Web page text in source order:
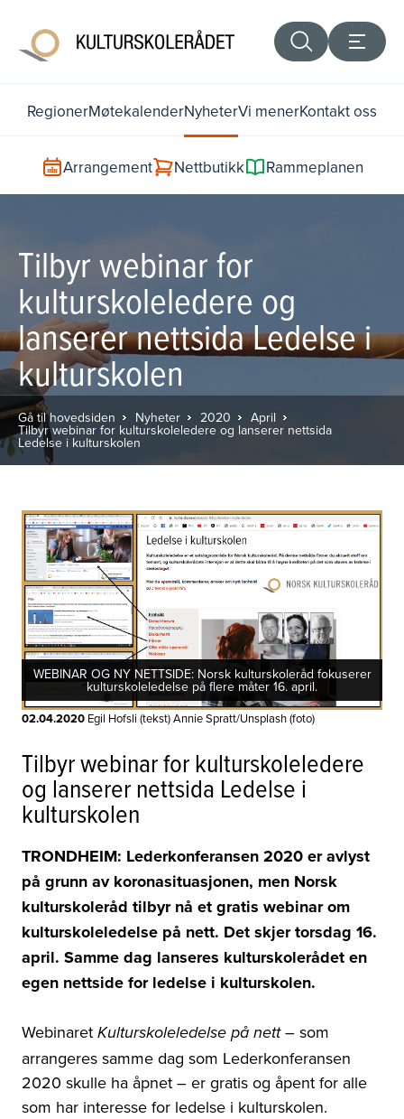
RegionerMøtekalenderNyheterVi menerKontakt oss
Arrangement Nettbutikk Rammeplanen
Tilbyr webinar for
kulturskoleledere og
lanserer nettsida Ledelse i
kulturskolen
Gå til hovedsiden Nyheter 2020 April
Tilbyr webinar for kulturskoleledere og lanserer nettsida
Ledelse i kulturskolen
WEBINAR OG NY NETTSIDE: Norsk kulturskoleråd fokuserer
kulturskoleledelse på flere måter 16. april.
02.04.2020 Egil Hofsli (tekst) Annie Spratt/Unsplash (foto)
Tilbyr webinar for kulturskoleledere
og lanserer nettsida Ledelse i
kulturskolen
TRONDHEIM: Lederkonferansen 2020 er avlyst
på grunn av koronasituasjonen, men Norsk
kulturskoleråd tilbyr nå et gratis webinar om
kulturskoleledelse på nett. Det skjer torsdag 16.
april. Samme dag lanseres kulturskolerådet en
egen nettside for ledelse i kulturskolen.
Webinaret Kulturskoleledelse på nett– som
arrangeres samme dag som Lederkonferansen
2020 skulle ha åpnet – er gratis og åpent for alle
som har interesse for ledelse i kulturskolen.